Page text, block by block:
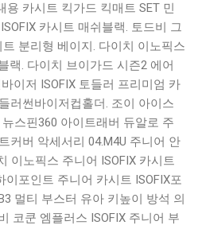
상품들을 상세스펙 과 가격 을
있도록 순위 추천 해드릴게요. 특
유니콘 멀티페어링 스마트폰
키보드, BK-500SB, 일반형, 블
태...
카시트 킥가드 킥매트 SET 민
카시트 매쉬블랙. 토드비 그
분리형 베이지. 다이치 이노픽스
랙. 다이치 브이가드 시즌2 에어
이저 ISOFIX 토들러 프리미엄 카
러썬바이저컵홀더. 조이 아이스
스핀360 아이트래버 듀알로 주
커버 악세서리 04.M4U 주니어 안
이노픽스 주니어 ISOFIX 카시트
포인트 주니어 카시트 ISOFIX포
멀티 부스터 유아 키높이 방석 의
코쿤 엠플러스 ISOFIX 주니어 부